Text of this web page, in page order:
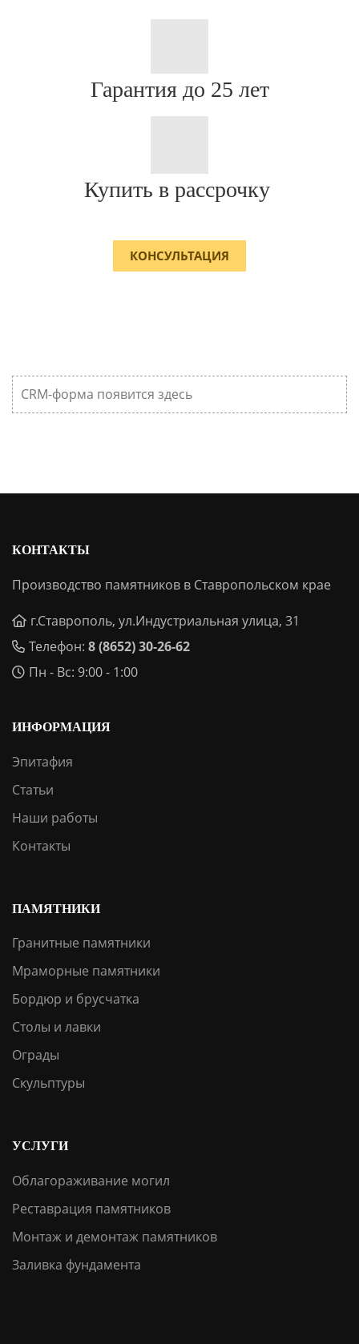
Гарантия до 25 лет
Купить в рассрочку
КОНСУЛЬТАЦИЯ
CRM-форма появится здесь
КОНТАКТЫ
Производство памятников в Ставропольском крае
г.Ставрополь, ул.Индустриальная улица, 31
Телефон: 8 (8652) 30-26-62
Пн - Вс: 9:00 - 1:00
ИНФОРМАЦИЯ
Эпитафия
Статьи
Наши работы
Контакты
ПАМЯТНИКИ
Гранитные памятники
Мраморные памятники
Бордюр и брусчатка
Столы и лавки
Ограды
Скульптуры
УСЛУГИ
Облагораживание могил
Реставрация памятников
Монтаж и демонтаж памятников
Заливка фундамента